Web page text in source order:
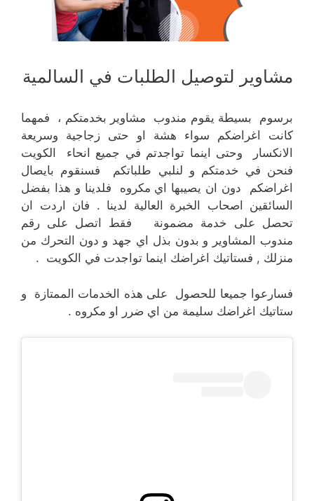
مشاوير لتوصيل الطلبات في السالمية
برسوم بسيطة يقوم مندوب مشاوير بخدمتكم ، فمهما
كانت اغراضكم سواء هشة او حتى زجاجية وسريعة
الانكسار وحتى اينما تواجدتم في جميع انحاء الكويت
فنحن في خدمتكم و لنلبي طلباتكم فسنقوم بايصال
اغراضكم دون ان يصيبها اي مكروه فلدينا و هذا بفضل
السائقين اصحاب الخبرة العالية لدينا . فان اردت ان
تحصل على خدمة مضمونة فقط اتصل على رقم
مندوب المشاوير و بدون بذل اي جهد و دون التحرك من
منزلك , فستاتيك اغراضك اينما تواجدت في الكويت .
فسارعوا جميعا للحصول على هذه الخدمات الممتازة و
ستاتيك اغراضك سليمة من اي ضرر او مكروه .